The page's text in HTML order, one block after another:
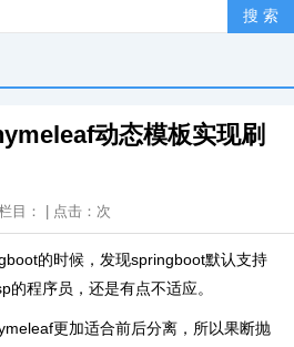
动态模板实现刷
目： | 点击： 次
的时候，发现springboot默认支持
程序员，还是有点不适应。
更加适合前后分离，所以果断抛